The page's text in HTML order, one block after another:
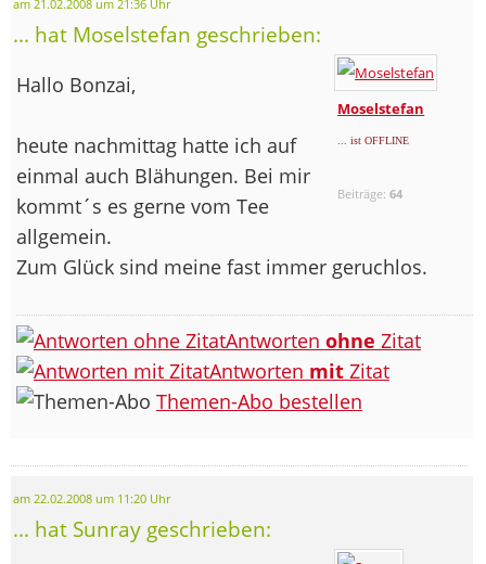
am 21.02.2008 um 21:36 Uhr
... hat Moselstefan geschrieben:
Moselstefan
... ist OFFLINE
Beiträge:64
Hallo Bonzai,
heute nachmittag hatte ich auf
einmal auch Blähungen. Bei mir
kommt´s es gerne vom Tee
allgemein.
Zum Glück sind meine fast immer geruchlos.
Antworten ohne Zitat
Antworten mit Zitat
Themen-Abo bestellen
am 22.02.2008 um 11:20 Uhr
... hat Sunray geschrieben: